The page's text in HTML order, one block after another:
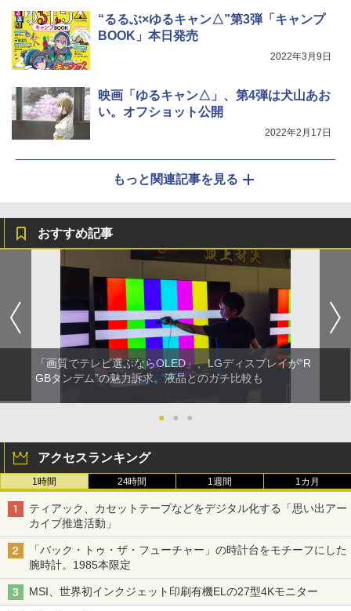
“るるぶ×ゆるキャン△”第3弾「キャンプ
BOOK」本日発売
2022年3月9日
映画「ゆるキャン△」、第4弾は犬山あお
い。オフショット公開
2022年2月17日
もっと関連記事を見る
おすすめ記事
「画質でテレビ選ぶならOLED」、LGディスプレイが“R
GBタンデム”の魅力訴求。液晶とのガチ比較も
● ● ●
アクセスランキング
1時間 24時間 1週間 1カ月
ティアック、カセットテープなどをデジタル化する「思い出アー
カイブ推進活動」
「バック・トゥ・ザ・フューチャー」の時計台をモチーフにした
腕時計。1985本限定
MSI、世界初インクジェット印刷有機ELの27型4Kモニター